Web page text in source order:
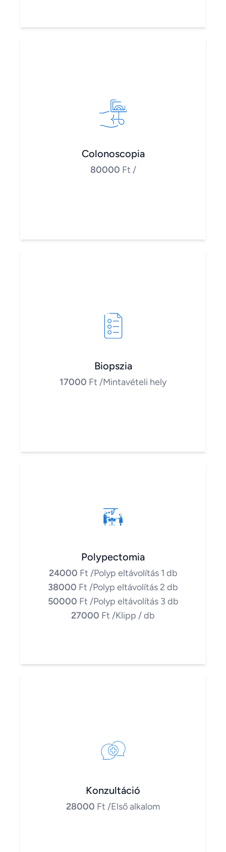
Colonoscopia
80000 Ft /
Biopszia
17000 Ft /Mintavételi hely
Polypectomia
24000 Ft /Polyp eltávolítás 1 db
38000 Ft /Polyp eltávolítás 2 db
50000 Ft /Polyp eltávolítás 3 db
27000 Ft /Klipp / db
Konzultáció
28000 Ft /Első alkalom